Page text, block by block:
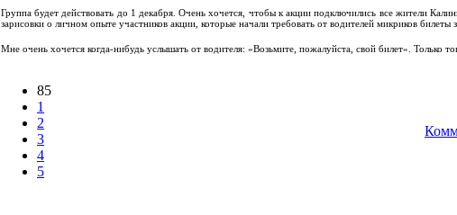
Группа будет действовать до 1 декабря. Очень хочется, чтобы к акции подключились все жители
зарисовки о личном опыте участников акции, которые начали требовать от водителей микриков билеты
Мне очень хочется когда-нибудь услышать от водителя: «Возьмите, пожалуйста, свой билет». Только
85
1
2
3
4
5